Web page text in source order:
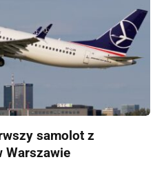
samolot z
Warszawie